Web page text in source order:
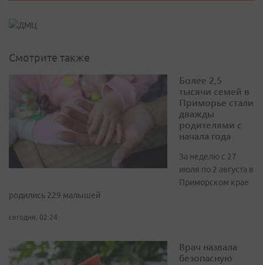
Смотрите также
Более 2,5
тысячи семей в
Приморье стали
дважды
родителями с
начала года
За неделю с 27
июля по 2 августа в
Приморском крае
родились 229 малышей
сегодня, 02:24
Врач назвала
безопасную